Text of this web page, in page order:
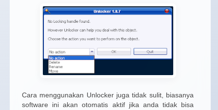
Cara menggunakan Unlocker juga tidak sulit, biasanya
software ini akan otomatis aktif jika anda tidak bisa